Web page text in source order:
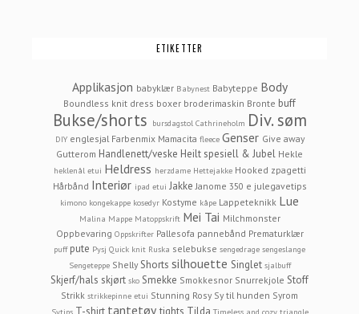
ETIKETTER
Applikasjon babyklær Babynest Babyteppe Body
Boundless knit dress boxer broderimaskin Bronte buff
Bukse/shorts bursdagstol Cathrineholm Div. søm
DIY englesjal Farbenmix Mamacita fleece Genser Give away
Gutterom Handlenett/veske Heilt spesiell & Jubel Hekle
heklenål etui Heldress herzdame Hettejakke Hooked zpagetti
Hårbånd Interiør ipad etui Jakke Janome 350 e julegavetips
kimono kongekappe kosedyr Kostyme kåpe Lappeteknikk Lue
Malina Mappe Matoppskrift Mei Tai Milchmonster
Oppbevaring Oppskrifter Pallesofa pannebånd Prematurklær
puff pute Pysj Quick knit Ruska selebukse sengedrage sengeslange
Sengeteppe Shelly Shorts silhouette Singlet sjalbuff
Skjerf/hals skjørt sko Smekke Smokkesnor Snurrekjole Stoff
Strikk strikkepinne etui Stunning Rosy Sy til hunden Syrom
tantetøy